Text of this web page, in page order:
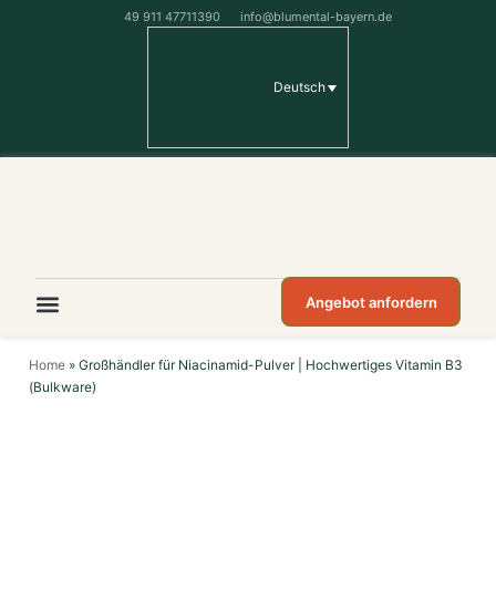
49 911 47711390 info@blumental-bayern.de
Deutsch
Angebot anfordern
Home » Großhändler für Niacinamid-Pulver | Hochwertiges Vitamin B3
(Bulkware)